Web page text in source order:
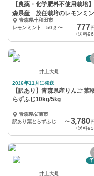
【農薬・化学肥料不使用栽培
森県産 放任栽培のレモンミン
青森県十和田市
レモンミント 50ｇ 〜 777 円
+送料
井上大規
2026年11月に発送
【訳あり】青森県産りんご 葉
らずふじ10kg/5kg
青森県弘前市
〜 3,780円
+送料
井上大規